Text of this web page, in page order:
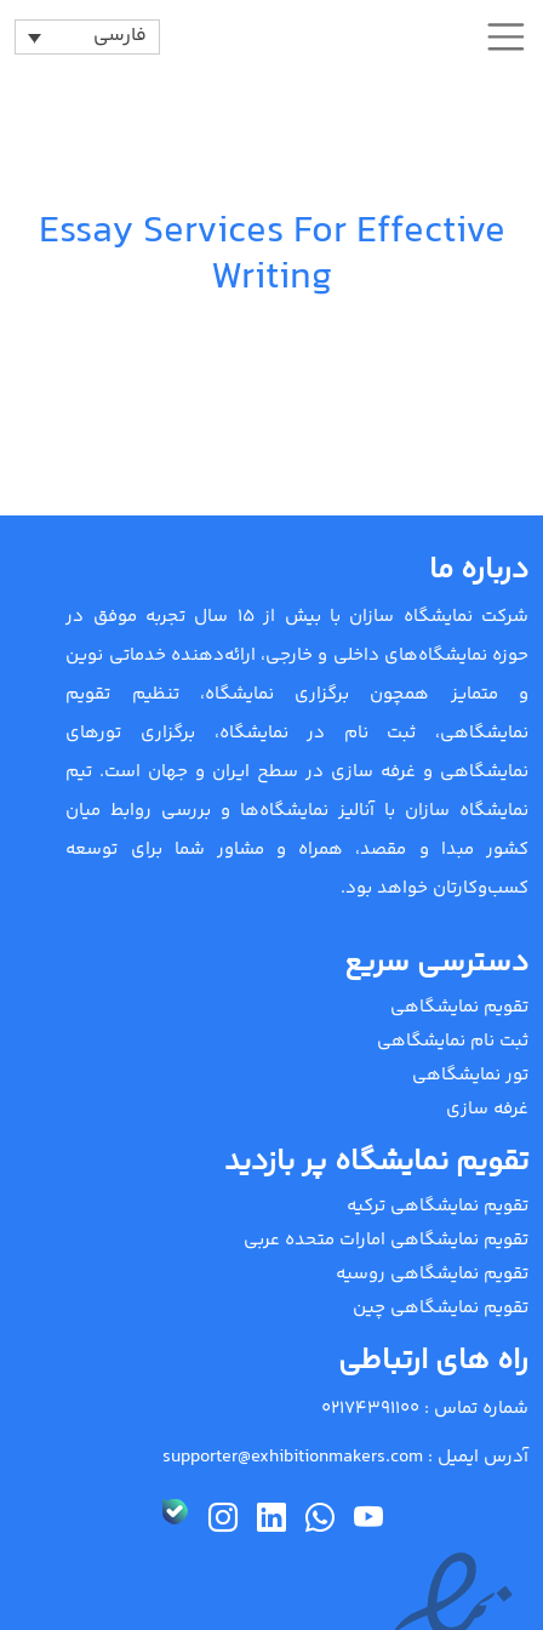
فارسی
Essay Services For Effective
Writing
درباره ما
شرکت نمایشگاه سازان با بیش از 15 سال تجربه موفق در
حوزه نمایشگاه‌های داخلی و خارجی، ارائه‌دهنده خدماتی نوین
و متمایز همچون برگزاری نمایشگاه، تنظیم تقویم
نمایشگاهی، ثبت نام در نمایشگاه، برگزاری تورهای
نمایشگاهی و غرفه سازی در سطح ایران و جهان است. تیم
نمایشگاه سازان با آنالیز نمایشگاه‌ها و بررسی روابط میان
کشور مبدا و مقصد، همراه و مشاور شما برای توسعه
کسب‌وکارتان خواهد بود.
دسترسی سریع
تقویم نمایشگاهی
ثبت نام نمایشگاهی
تور نمایشگاهی
غرفه سازی
تقویم نمایشگاه پر بازدید
تقویم نمایشگاهی ترکیه
تقویم نمایشگاهی امارات متحده عربی
تقویم نمایشگاهی روسیه
تقویم نمایشگاهی چین
راه های ارتباطی
شماره تماس : 02174391100
آدرس ایمیل : supporter@exhibitionmakers.com